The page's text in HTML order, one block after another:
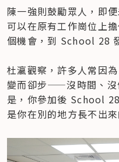
陳一強則鼓勵眾人，即
可以在原有工作崗位上
個機會，到 School 28
杜瀛觀察，許多人常因
變而卻步——沒時間、沒
是，你參加後 School
是你在別的地方長不出來